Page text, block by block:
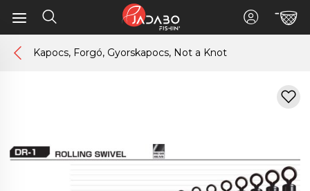
Kapocs, Forgó, Gyorskapocs, Not a Knot